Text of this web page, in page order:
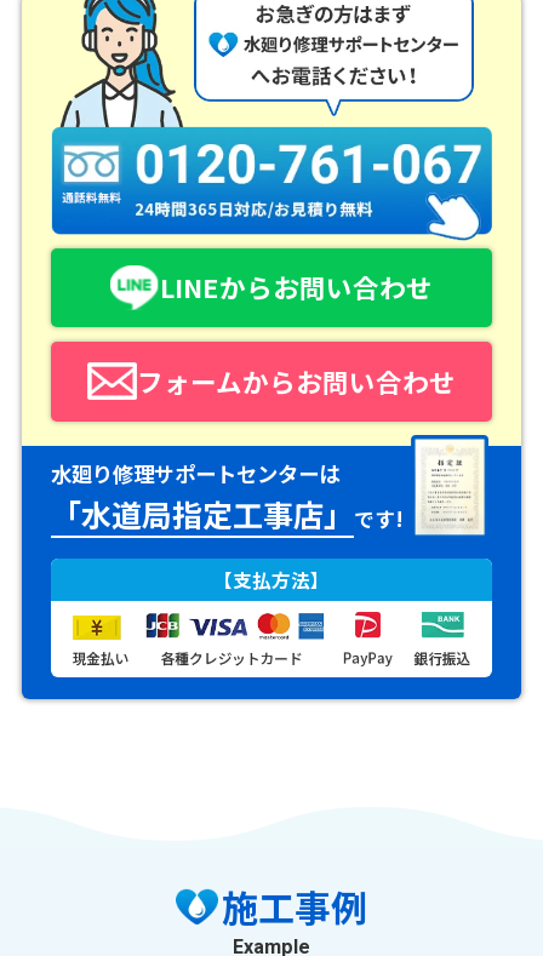
LINEからお問い合わせ
フォームからお問い合わせ
水廻り修理サポートセンターは
「水道局指定工事店」 です!
【支払方法】
施工事例
Example